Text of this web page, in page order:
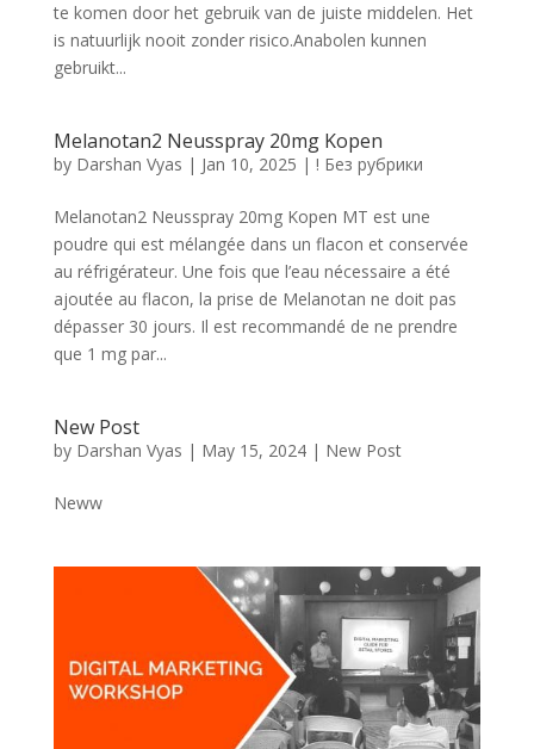
te komen door het gebruik van de juiste middelen. Het
is natuurlijk nooit zonder risico.Anabolen kunnen
gebruikt...
Melanotan2 Neusspray 20mg Kopen
by Darshan Vyas | Jan 10, 2025 | ! Без рубрики
Melanotan2 Neusspray 20mg Kopen MT est une
poudre qui est mélangée dans un flacon et conservée
au réfrigérateur. Une fois que l’eau nécessaire a été
ajoutée au flacon, la prise de Melanotan ne doit pas
dépasser 30 jours. Il est recommandé de ne prendre
que 1 mg par...
New Post
by Darshan Vyas | May 15, 2024| New Post
Neww